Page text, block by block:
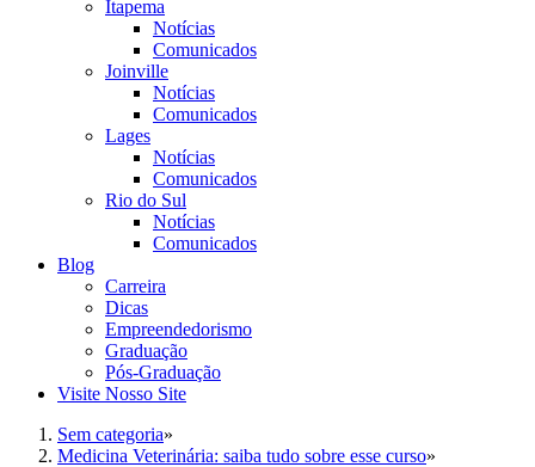
Itapema
Notícias
Comunicados
Joinville
Notícias
Comunicados
Lages
Notícias
Comunicados
Rio do Sul
Notícias
Comunicados
Blog
Carreira
Dicas
Empreendedorismo
Graduação
Pós-Graduação
Visite Nosso Site
Sem categoria»
Medicina Veterinária: saiba tudo sobre esse curso»